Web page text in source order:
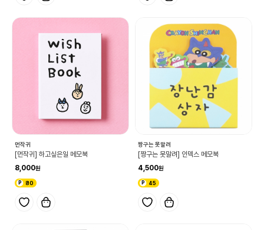
먼작귀
[먼작귀] 하고싶은일 메모북
8,000
80
짱구는 못말려
[짱구는 못말려] 인덱스 메모북
4,500
45